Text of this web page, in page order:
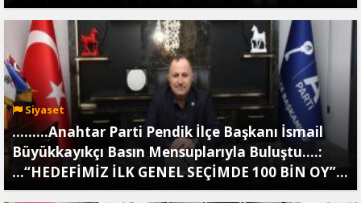
Siyaset
.........Anahtar Parti Pendik İlçe Başkanı İsmail
Büyükkayıkçı Basın Mensuplarıyla Buluştu....:
...“HEDEFİMİZ İLK GENEL SEÇİMDE 100 BİN OY”...